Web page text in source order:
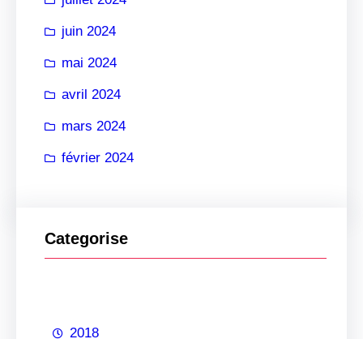
juin 2024
mai 2024
avril 2024
mars 2024
février 2024
Categorise
2018